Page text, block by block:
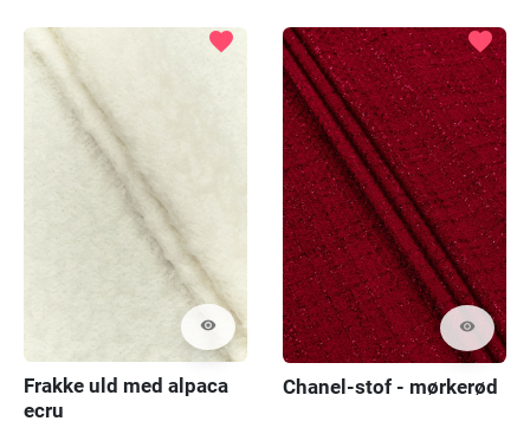
visibility
favorite
Frakke uld med alpaca
ecru
visibility
favorite
Chanel-stof - mørkerød